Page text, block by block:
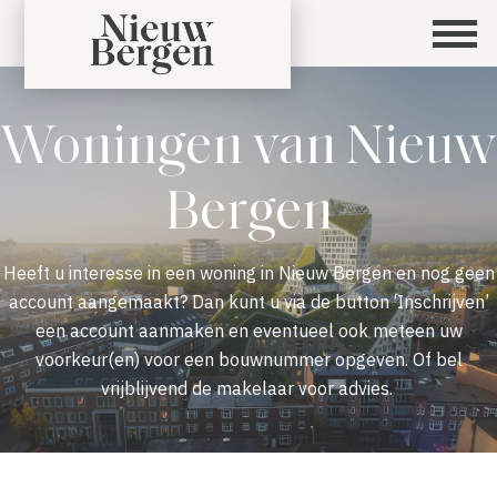
Woningen van Nieuw
Bergen
Heeft u interesse in een woning in Nieuw Bergen en nog geen
account aangemaakt? Dan kunt u via de button ‘Inschrijven’
een account aanmaken en eventueel ook meteen uw
voorkeur(en) voor een bouwnummer opgeven. Of bel
vrijblijvend de makelaar voor advies.